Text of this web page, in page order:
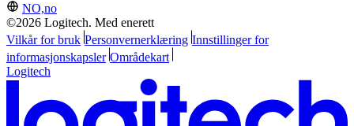
NO,no
©2026 Logitech. Med enerett
Vilkår for bruk Personvernerklæring Innstillinger for
informasjonskapsler Områdekart
Logitech